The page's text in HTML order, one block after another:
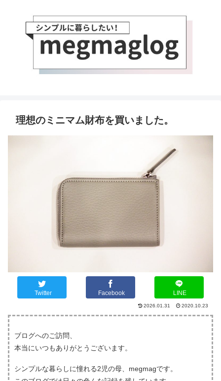
理想のミニマム財布を買いました。
Twitter Facebook LINE
2026.01.31 2020.10.23
ブログへのご訪問、
本当にいつもありがとうございます。
シンプルな暮らしに憧れる2児の母、megmagです。